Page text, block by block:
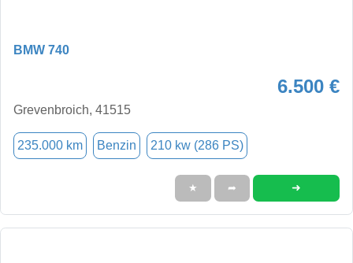
BMW 740
6.500 €
Grevenbroich, 41515
235.000 km Benzin 210 kw (286 PS)
★ ➦ ➜